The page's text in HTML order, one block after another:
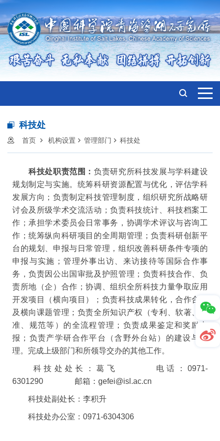
科技处
首页 机构设置 管理部门 科技处
科技处职责范围：负责研究所科技发展与学科建设
规划制定与实施。统筹科研资源配置与优化，评估学科
发展方向；负责制定科技管理制度，组织研究所战略研
讨会及所级学术交流活动；负责科技统计、科技档案工
作；承担学术委员会日常事务，协调学术评议与咨询工
作；统筹纵向科研项目的全周期管理；负责科研创新平
台的规划、申报与日常管理，组织改善科研条件专项的
申报与实施；管理外事出访、来访接待等国际合作事
务，负责因公出国审批及护照管理；负责科技合作、负
责所地（企）合作；协调、组织全所科技力量争取应用
开发项目（横向项目）；负责科技成果转化，合作合同
及横向课题管理；负责全所知识产权（专利、软著、标
准、规范等）的全流程管理；负责成果鉴定和奖励申
报；负责产学研合作平台（含野外台站）的建设与管
理。完成上级部门和所领导交办的其他工作。
科技处处长：葛飞 电话：0971-
6301290 邮箱： gefei@isl.ac.cn
科技处副处长：李积升
科技处办公室：0971-6304306